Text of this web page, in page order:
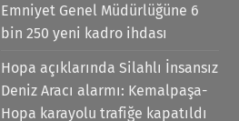
Emniyet Genel Müdürlüğüne 6
bin 250 yeni kadro ihdası
Hopa açıklarında Silahlı İnsansız
Deniz Aracı alarmı: Kemalpaşa-
Hopa karayolu trafiğe kapatıldı